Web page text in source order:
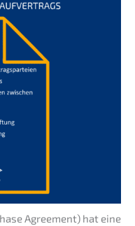
Agree­ment) hat eine